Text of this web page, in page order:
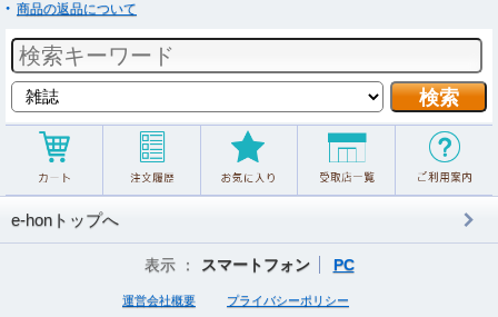
商品の返品について
e-honトップへ
表示 ： スマートフォン PC
運営会社概要 プライバシーポリシー